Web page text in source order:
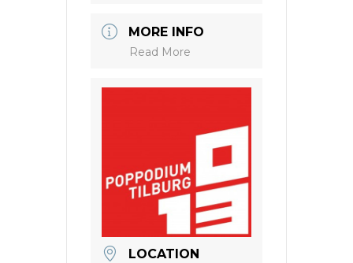
MORE INFO
Read More
LOCATION